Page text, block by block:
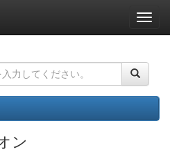
ナ
ビ
ー
ョ
ン
ン